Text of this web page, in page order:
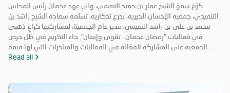
كرّم سموّ الشيخ عمار بن حميد النعيمي، ولي عهد عجمان رئيس المجلس
التنفيذي، جمعية الإحسان الخيرية، بدرع تذكارية، تسلمه سعادة الشيخ راشد بن
محمد بن علي بن راشد النعيمي، مدير عام الجمعية، لمشاركتها كراعٍ ذهبي
في فعاليات "رمضان عجمان.. تقوى وإيمان". جاء التكريم في ظل حرص
الجمعية على المشاركة الفعّالة في الفعاليات والمبادرات التي لها قيمة
مضافة تعود على المجتمع بالخير والنفع، وهو ما تتميز به فعاليات "رمضان
وواجبها تجاه الإمارة؛ إذ قامت برعاية ذهبية للفعاليات والنشاطات
Read all